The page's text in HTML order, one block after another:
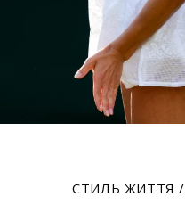
СТИЛЬ ЖИТТЯ /